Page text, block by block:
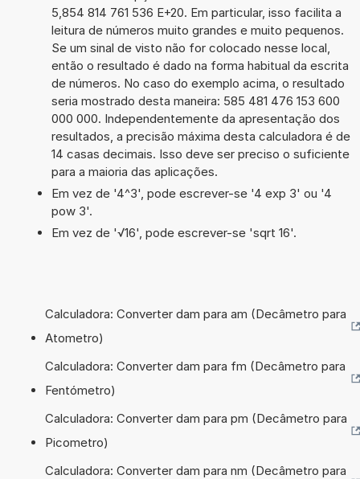
5,854 814 761 536 E+20. Em particular, isso facilita a
leitura de números muito grandes e muito pequenos.
Se um sinal de visto não for colocado nesse local,
então o resultado é dado na forma habitual da escrita
de números. No caso do exemplo acima, o resultado
seria mostrado desta maneira: 585 481 476 153 600
000 000. Independentemente da apresentação dos
resultados, a precisão máxima desta calculadora é de
14 casas decimais. Isso deve ser preciso o suficiente
para a maioria das aplicações.
Em vez de '4^3', pode escrever-se '4 exp 3' ou '4
pow 3'.
Em vez de '√16', pode escrever-se 'sqrt 16'.
Calculadora: Converter dam para am (Decâmetro para
Atometro)
Calculadora: Converter dam para fm (Decâmetro para
Fentómetro)
Calculadora: Converter dam para pm (Decâmetro para
Picometro)
Calculadora: Converter dam para nm (Decâmetro para